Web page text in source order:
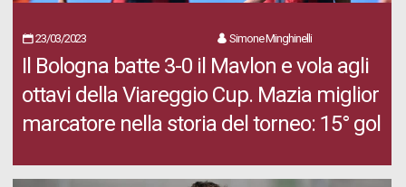
23/03/2023 Simone Minghinelli
Il Bologna batte 3-0 il Mavlon e vola agli
ottavi della Viareggio Cup. Mazia miglior
marcatore nella storia del torneo: 15° gol